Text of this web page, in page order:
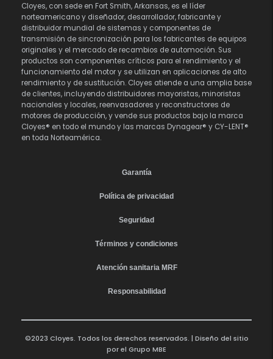
Cloyes, con sede en Fort Smith, Arkansas, es el líder
norteamericano y diseñador, desarrollador, fabricante y
distribuidor mundial de sistemas y componentes de
transmisión de sincronización para los fabricantes de equipos
originales y el mercado de recambios de automoción. Sus
productos son componentes críticos para el rendimiento y el
funcionamiento del motor y se utilizan en aplicaciones de alto
rendimiento y de sustitución. Cloyes atiende a una amplia base
de clientes, incluyendo distribuidores mayoristas, minoristas
nacionales y locales, reenvasadores y reconstructores de
motores de producción, y vende sus productos bajo la marca
Cloyes® en todo el mundo y las marcas Dynagear® y CY-LENT®
en toda Norteamérica.
Garantía
Política de privacidad
Seguridad
Términos y condiciones
Atención sanitaria MRF
Responsabilidad
©2023 Cloyes. Todos los derechos reservados. | Diseño del sitio
por el Grupo MBE